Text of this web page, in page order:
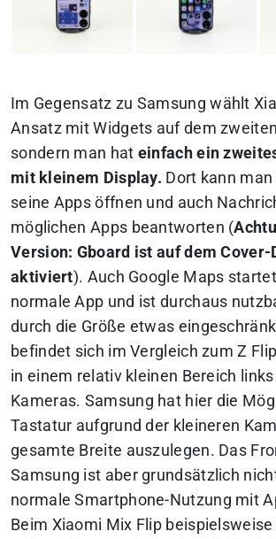
Im Gegensatz zu Samsung wählt
Ansatz mit Widgets auf dem
sondern man hat einfach ein
mit kleinem Display. Dort kann
seine Apps öffnen und auch
möglichen Apps beantworten (
Version: Gboard ist auf dem
aktiviert). Auch Google Maps
normale App und ist durchaus
durch die Größe etwas
befindet sich im Vergleich zum Z
in einem relativ kleinen Bereich
Kameras. Samsung hat hier die
Tastatur aufgrund der kleineren
gesamte Breite auszulegen. Das
Samsung ist aber grundsätzlich
normale Smartphone-Nutzung mit
Beim Xiaomi Mix Flip